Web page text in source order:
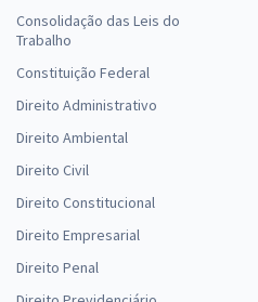
Consolidação das Leis do
Trabalho
Constituição Federal
Direito Administrativo
Direito Ambiental
Direito Civil
Direito Constitucional
Direito Empresarial
Direito Penal